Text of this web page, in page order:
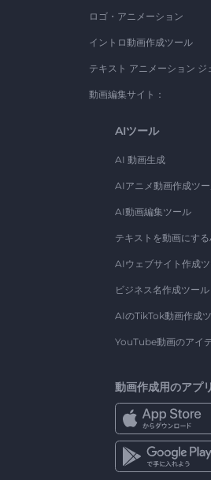
ロゴ・アニメーション
イントロ動画作成ツール
テキスト アニメーション ジ
動画編集サイト：
AIツール
AI 動画生成
AIアニメ動画作成ツ
AI動画編集ツール
テキストを動画にす
AIウェブサイト作成ツ
ビジネス名作成ツール
AIのTikTok動画作成
YouTube動画のアイ
動画作成用のアプリ